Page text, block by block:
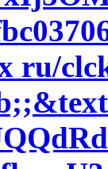
ru/